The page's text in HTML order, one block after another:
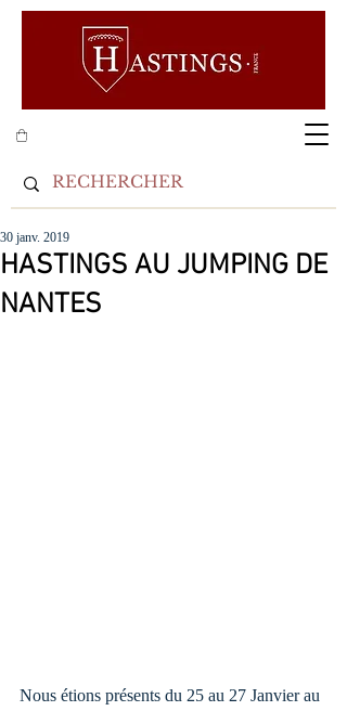
HASTINGS AU JUMPING DE
NANTES
30 janv. 2019
Nous étions présents du 25 au 27 Janvier au